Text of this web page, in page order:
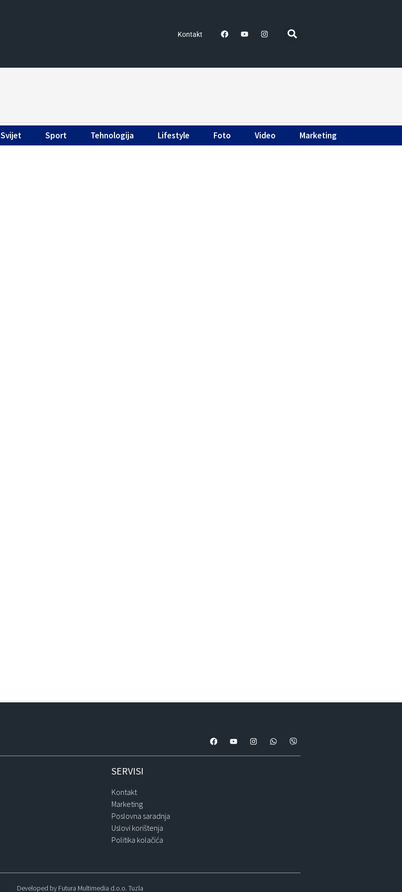
Kontakt
Svijet Sport Tehnologija Lifestyle Foto Video Marketing
SERVISI
Kontakt
Marketing
Poslovna saradnja
Uslovi korištenja
Politika kolačića
Developed by Futura Multimedia d.o.o. Tuzla